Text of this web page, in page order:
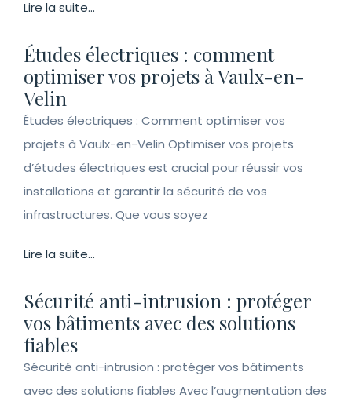
Lire la suite...
Études électriques : comment
optimiser vos projets à Vaulx-en-
Velin
Études électriques : Comment optimiser vos
projets à Vaulx-en-Velin Optimiser vos projets
d’études électriques est crucial pour réussir vos
installations et garantir la sécurité de vos
infrastructures. Que vous soyez
Lire la suite...
Sécurité anti-intrusion : protéger
vos bâtiments avec des solutions
fiables
Sécurité anti-intrusion : protéger vos bâtiments
avec des solutions fiables Avec l’augmentation des